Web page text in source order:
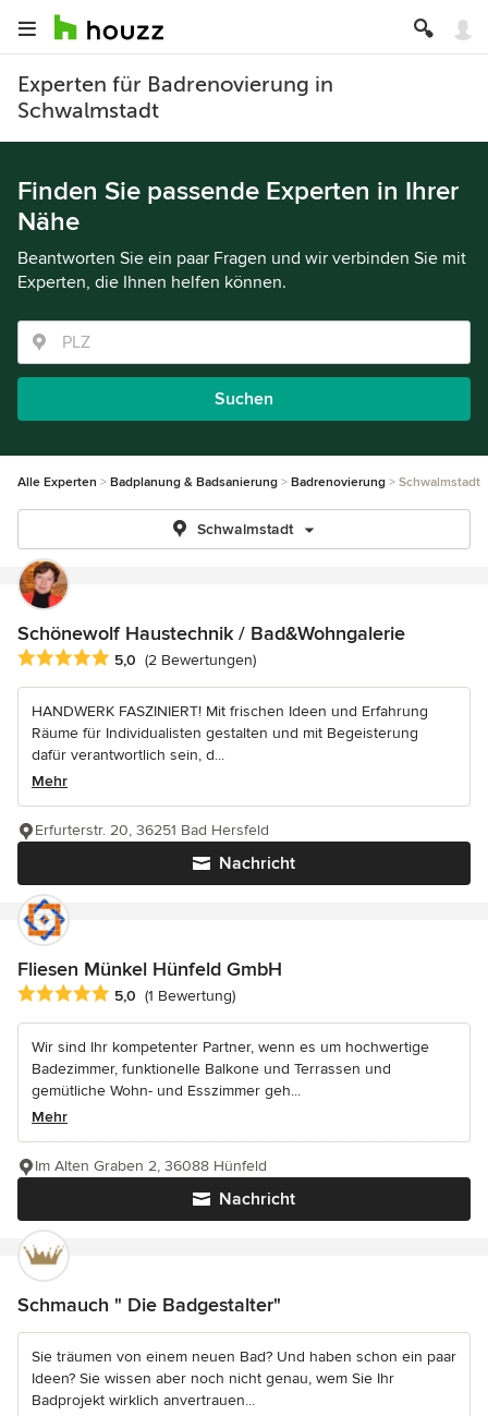
Experten für Badrenovierung in
Schwalmstadt
Finden Sie passende Experten in Ihrer
Nähe
Beantworten Sie ein paar Fragen und wir verbinden Sie mit
Experten, die Ihnen helfen können.
Suchen
Alle Experten Badplanung & Badsanierung Badrenovierung Schwalmstadt
Schwalmstadt
Schönewolf Haustechnik / Bad&Wohngalerie
Durchschnittliche Bewertung: 5 von 5 Sternen
5,0 (2 Bewertungen)
HANDWERK FASZINIERT! Mit frischen Ideen und Erfahrung
Räume für Individualisten gestalten und mit Begeisterung
dafür verantwortlich sein, d...
Mehr
Nachricht
Erfurterstr. 20, 36251 Bad Hersfeld
Fliesen Münkel Hünfeld GmbH
Durchschnittliche Bewertung: 5 von 5 Sternen
5,0 (1 Bewertung)
Wir sind Ihr kompetenter Partner, wenn es um hochwertige
Badezimmer, funktionelle Balkone und Terrassen und
gemütliche Wohn- und Esszimmer geh...
Mehr
Nachricht
Im Alten Graben 2, 36088 Hünfeld
Schmauch " Die Badgestalter"
Sie träumen von einem neuen Bad? Und haben schon ein paar
Ideen? Sie wissen aber noch nicht genau, wem Sie Ihr
Badprojekt wirklich anvertrauen...